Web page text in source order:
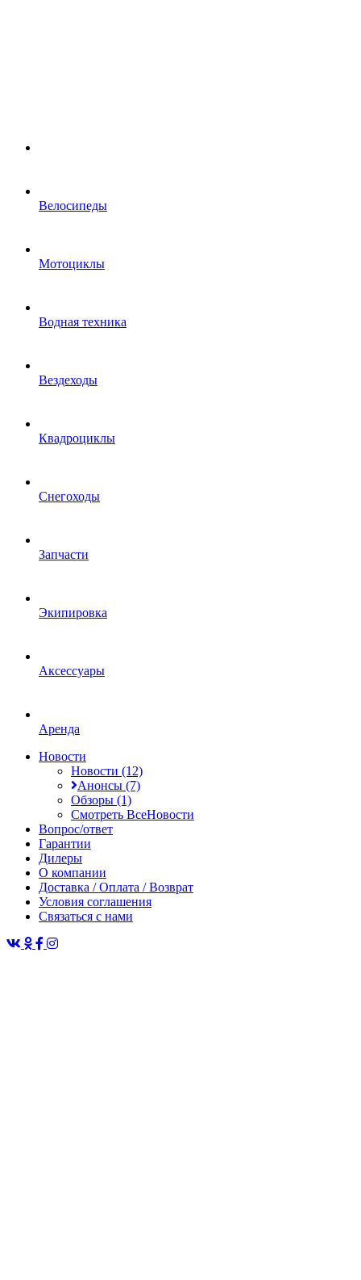
Велосипеды
Мотоциклы
Водная техника
Вездеходы
Квадроциклы
Снегоходы
Запчасти
Экипировка
Аксессуары
Аренда
Новости
Новости (12)
Анонсы (7)
Обзоры (1)
Смотреть ВсеНовости
Вопрос/ответ
Гарантии
Дилеры
О компании
Доставка / Оплата / Возврат
Условия соглашения
Связаться с нами